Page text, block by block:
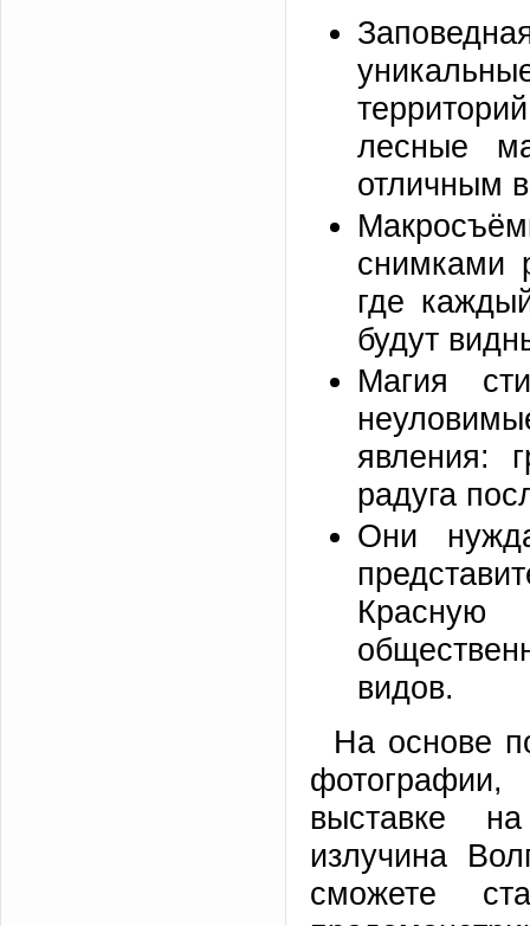
лесные
отличным
снимками
где
будут
Магия
явления:
радуга
Они
Красную
видов.
На основе
выставке
излучина
сможете